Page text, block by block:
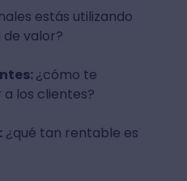
estás utilizando
valor?
¿cómo te
los clientes?
¿qué tan rentable es